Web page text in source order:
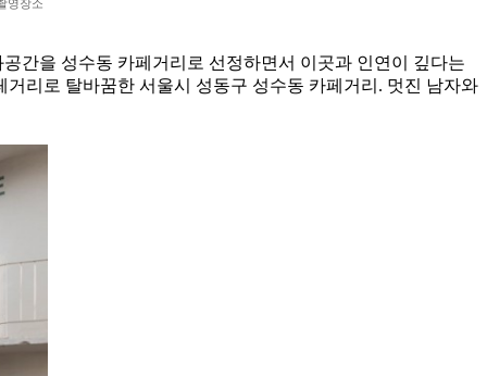
영장소
간을 성수동 카페거리로 선정하면서 이곳과 인연이 깊다는
리로 탈바꿈한 서울시 성동구 성수동 카페거리. 멋진 남자와